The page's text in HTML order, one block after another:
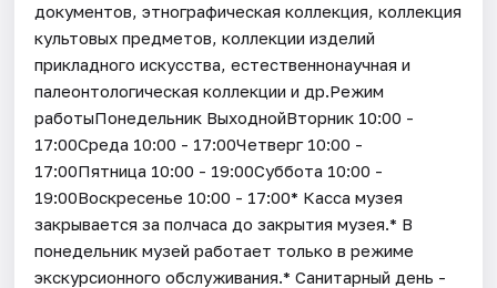
документов, этнографическая коллекция, коллекция
культовых предметов, коллекции изделий
прикладного искусства, естественнонаучная и
палеонтологическая коллекции и др.Режим
работыПонедельник ВыходнойВторник 10:00 -
17:00Среда 10:00 - 17:00Четверг 10:00 -
17:00Пятница 10:00 - 19:00Суббота 10:00 -
19:00Воскресенье 10:00 - 17:00* Касса музея
закрывается за полчаса до закрытия музея.* В
понедельник музей работает только в режиме
экскурсионного обслуживания.* Санитарный день -